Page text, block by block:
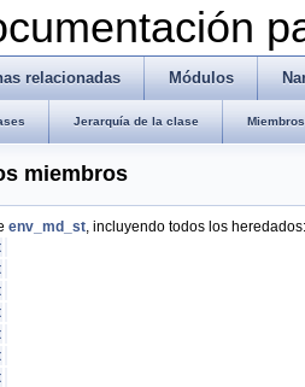
relacionadas Módulos
Jerarquía de la clase
miembros
env_md_st, incluyendo todos los heredados: